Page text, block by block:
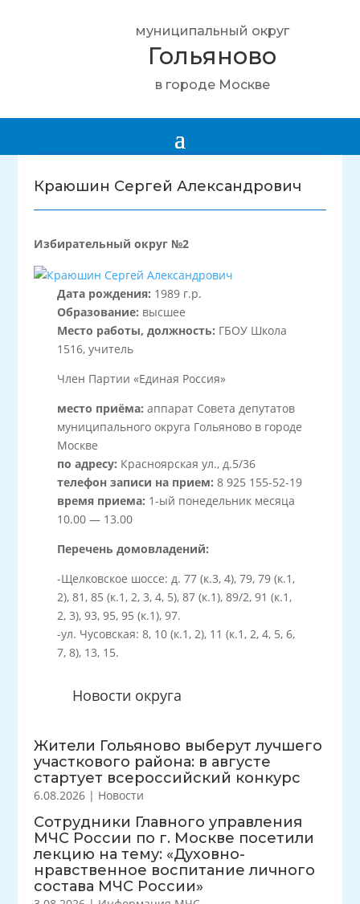
муниципальный округ
Гольяново
в городе Москве
Новости округа
Жители Гольяново выберут лучшего
участкового района: в августе
стартует всероссийский конкурс
6.08.2026 | Новости
Сотрудники Главного управления
МЧС России по г. Москве посетили
лекцию на тему: «Духовно-
нравственное воспитание личного
состава МЧС России»
Краюшин Сергей Александрович
Избирательный округ №2
Дата рождения: 1989 г.р.
Образование: высшее
Место работы, должность: ГБОУ Школа
1516, учитель
Член Партии «Единая Россия»
место приёма: аппарат Совета депутатов
муниципального округа Гольяново в городе
Москве
по адресу: Красноярская ул., д.5/36
телефон записи на прием: 8 925 155-52-19
время приема: 1-ый понедельник месяца
10.00 — 13.00
Перечень домовладений:
-Щелковское шоссе: д. 77 (к.3, 4), 79, 79 (к.1,
2), 81, 85 (к.1, 2, 3, 4, 5), 87 (к.1), 89/2, 91 (к.1,
2, 3), 93, 95, 95 (к.1), 97.
-ул. Чусовская: 8, 10 (к.1, 2), 11 (к.1, 2, 4, 5, 6,
7, 8), 13, 15.